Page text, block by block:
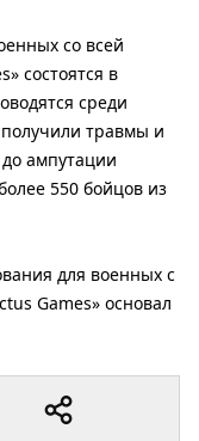
со всей
состоятся в
среди
травмы и
ампутации
550 бойцов из
для военных с
Games» основал